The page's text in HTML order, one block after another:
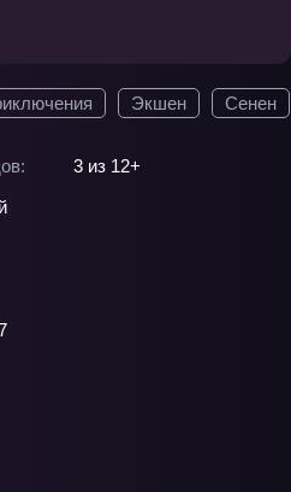
Экшен Сенен
3 из 12+